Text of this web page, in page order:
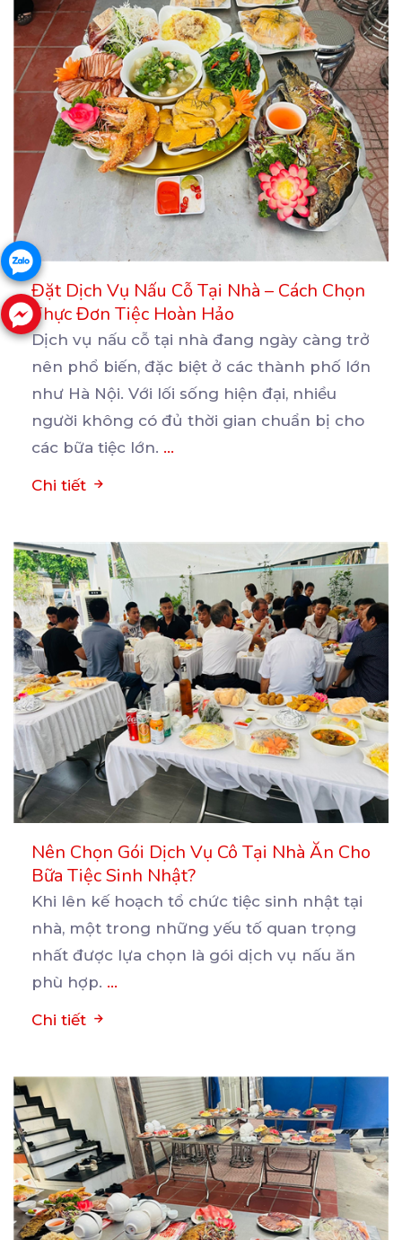
Đặt Dịch Vụ Nấu Cỗ Tại Nhà – Cách Chọn
Thực Đơn Tiệc Hoàn Hảo
Dịch vụ nấu cỗ tại nhà đang ngày càng trở
nên phổ biến, đặc biệt ở các thành phố lớn
như Hà Nội. Với lối sống hiện đại, nhiều
người không có đủ thời gian chuẩn bị cho
các bữa tiệc lớn. ...
Chi tiết
Nên Chọn Gói Dịch Vụ Cô Tại Nhà Ăn Cho
Bữa Tiệc Sinh Nhật?
Khi lên kế hoạch tổ chức tiệc sinh nhật tại
nhà, một trong những yếu tố quan trọng
nhất được lựa chọn là gói dịch vụ nấu ăn
phù hợp. ...
Chi tiết